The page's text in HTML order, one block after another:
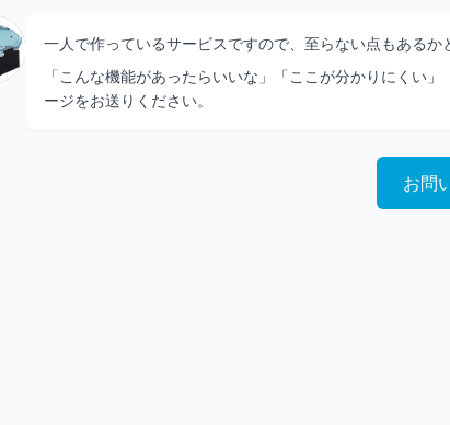
一人で作っているサービスですので、至らない点もある
「こんな機能があったらいいな」「ここが分かりにくい
ージをお送りください。
お問